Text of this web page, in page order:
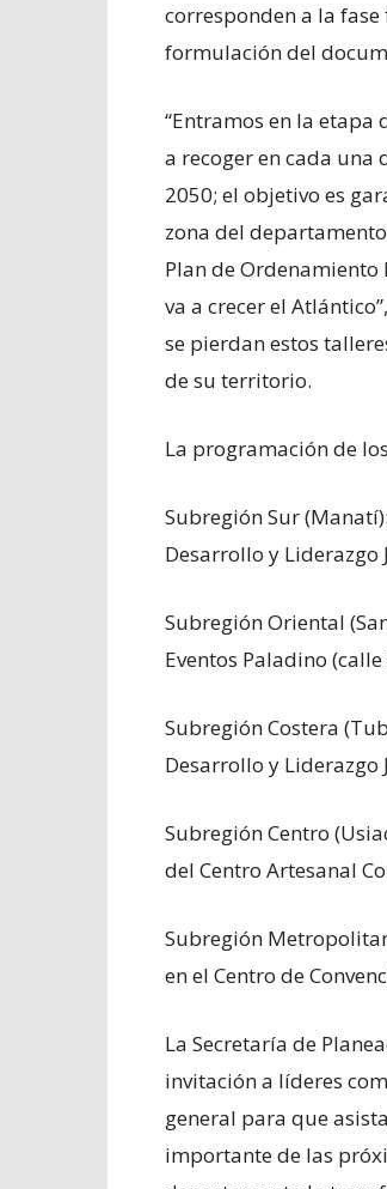
corresponden a la
formulación del
“Entramos en la
a recoger en cada una
2050; el objetivo es
zona del
Plan de
va a crecer el
se pierdan estos
de su territorio.
La programación de
Subregión Sur
Desarrollo y Liderazgo
Subregión Oriental
Eventos Paladino
Subregión Costera
Desarrollo y Liderazgo
Subregión Centro
del Centro Artesanal
Subregión
en el Centro de
La Secretaría de
invitación a líderes
general para que
importante de las